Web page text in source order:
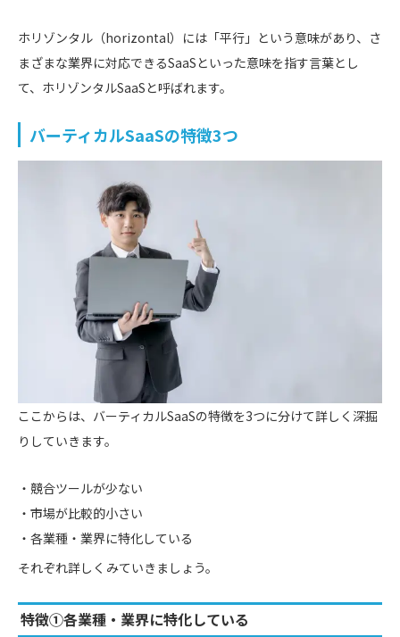
ホリゾンタル（horizontal）には「平行」という意味があり、さ
まざまな業界に対応できるSaaSといった意味を指す言葉とし
て、ホリゾンタルSaaSと呼ばれます。
バーティカルSaaSの特徴3つ
ここからは、バーティカルSaaSの特徴を3つに分けて詳しく深掘
りしていきます。
競合ツールが少ない
市場が比較的小さい
各業種・業界に特化している
それぞれ詳しくみていきましょう。
特徴①各業種・業界に特化している